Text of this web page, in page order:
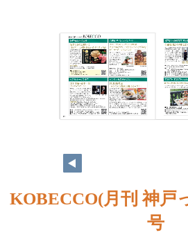
KOBECCO(月刊 神戸
号